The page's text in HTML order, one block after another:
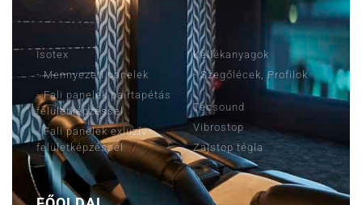
TERMÉKEINK
Isotex
- Mennyezeti panelek
- Fali panelek paírtapétás
felületképzéssel
- Fali panelek exluzív
felületképzéssel
TERMÉKEINK
Kellékanyagok
- Szegőlécek, Profilok
Tecsound
Vibrostop
Zajstop tégla